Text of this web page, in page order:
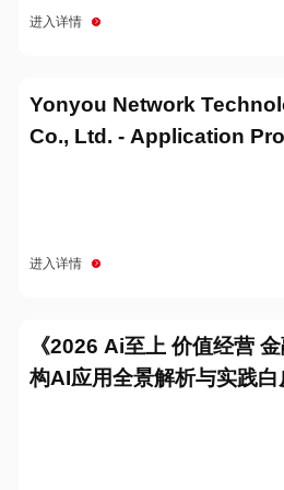
进入详情
Yonyou Network
Co., Ltd. - Application
进入详情
《2026 Ai至上 价值经营
构AI应用全景解析与实践白